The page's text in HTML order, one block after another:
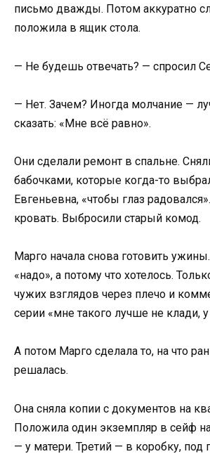
письмо дважды. Потом аккуратно
положила в ящик стола.
— Не будешь отвечать? — спросил
— Нет. Зачем? Иногда молчание —
сказать: «Мне всё равно».
Они сделали ремонт в спальне.
бабочками, которые когда-то
Евгеньевна, «чтобы глаз
кровать. Выбросили старый комод.
Марго начала снова готовить
«надо», а потому что хотелось.
чужих взглядов через плечо и
серии «мне такого лучше не клади,
А потом Марго сделала то, на что
решалась.
Она сняла копии с документов на
Положила один экземпляр в сейф
— у матери. Третий — в коробку, под